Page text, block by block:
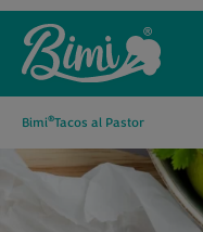
Bimi®Tacos al Pastor